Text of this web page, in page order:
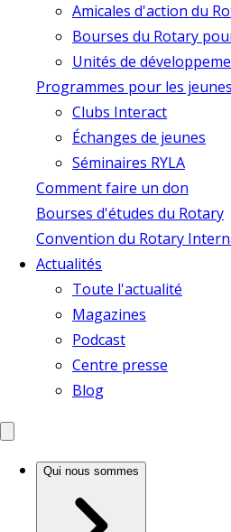
Amicales d'action du
Bourses du Rotary
Unités de
Programmes pour les jeunes
Clubs Interact
Échanges de jeunes
Séminaires RYLA
Comment faire un don
Bourses d'études du Rotary
Convention du Rotary
Actualités
Toute l'actualité
Magazines
Podcast
Centre presse
Blog
Qui nous sommes